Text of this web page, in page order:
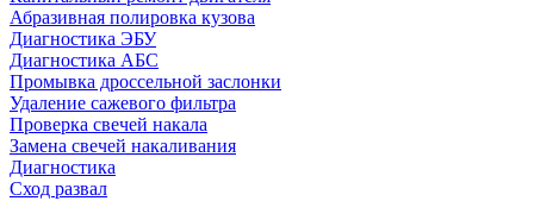
Абразивная полировка кузова
Диагностика ЭБУ
Диагностика АБС
Промывка дроссельной заслонки
Удаление сажевого фильтра
Проверка свечей накала
Замена свечей накаливания
Диагностика
Сход развал